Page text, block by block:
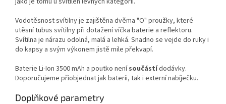
Vodotěsnost svítilny je zajištěna dvěma "O" proužky, které
utěsní tubus svítilny při dotažení víčka baterie a reflektoru.
Svítilna je nárazu odolná, malá a lehká. Snadno se vejde do ruky i
do kapsy a svým výkonem jistě mile překvapí.
Baterie Li-Ion 3500 mAh a poutko nenísoučástídodávky.
Doporučujeme přiobjednat jak baterii, tak i externí nabíječku.
Doplňkové parametry